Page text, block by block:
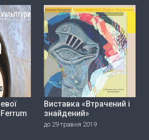
Виставка «Втрачений і
знайдений»
до 29 травня 2019